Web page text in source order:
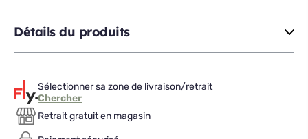
Détails du produits
Sélectionner sa zone de livraison/retrait
Chercher
Retrait gratuit en magasin